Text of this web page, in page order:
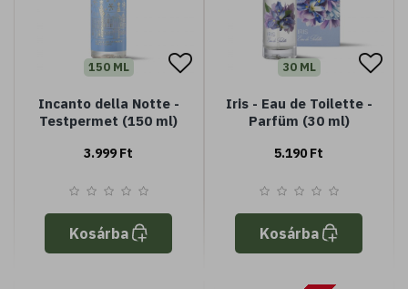
150 ML
Incanto della Notte -
Testpermet (150 ml)
3.999 Ft
Kosárba
30 ML
Iris - Eau de Toilette -
Parfüm (30 ml)
5.190 Ft
Kosárba